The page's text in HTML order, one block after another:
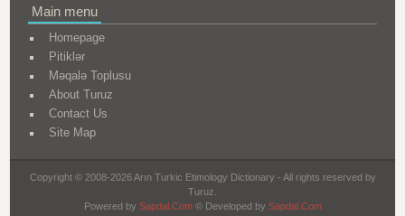
Main menu
Homepage
Pitiklər
Məqalə Toplusu
About Turuz
Contact Us
Site Map
Copyright © 2008-2026 Arın Turkic Etimology Dictionary - All rights reserved by
Turuz.
Powered by Sapdal.Com© Developed by Sapdal.Com